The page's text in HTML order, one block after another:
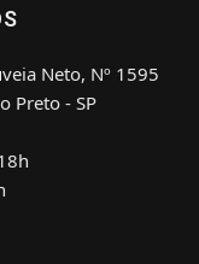
Neto, Nº 1595
Preto - SP